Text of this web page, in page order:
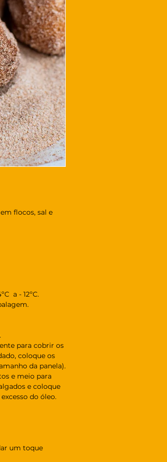
flocos, sal e
a - 12ºC.
para cobrir os
coloque os
da panela).
e meio para
e coloque
do óleo.
um toque